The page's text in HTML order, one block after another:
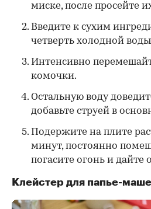
миске, после просейте
Введите к сухим
четверть холодной
Интенсивно
комочки.
Остальную воду
добавьте струей в
Подержите на плите
минут, постоянно
погасите огонь и дайте
Клейстер для папье-маше